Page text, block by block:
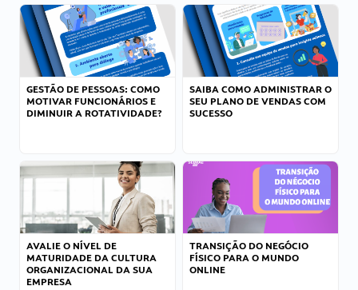
GESTÃO DE PESSOAS: COMO
MOTIVAR FUNCIONÁRIOS E
DIMINUIR A ROTATIVIDADE?
SAIBA COMO ADMINISTRAR O
SEU PLANO DE VENDAS COM
SUCESSO
AVALIE O NÍVEL DE
MATURIDADE DA CULTURA
ORGANIZACIONAL DA SUA
EMPRESA
TRANSIÇÃO DO NEGÓCIO
FÍSICO PARA O MUNDO
ONLINE